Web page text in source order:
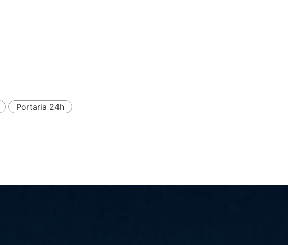
Portaria 24h